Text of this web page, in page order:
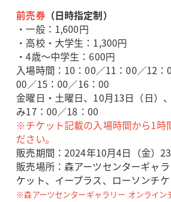
前売券（日時指定制）
・一般：1,600円
・高校・大学生：1,300円
・4歳～中学生：600円
入場時間：10：00／11：00／12：
00／15：00／16：00
金曜日・土曜日、10月13日（日）
み17：00／18：00
※チケット記載の入場時間から1時
ださい。
販売期間：2024年10月4日（金）23
販売場所：森アーツセンターギャ
ケット、イープラス、ローソンチ
※森アーツセンターギャラリー オンライン